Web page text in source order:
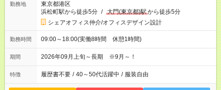
勤務地
東京都港区
浜松町駅から徒歩5分 / 大門(東京都)駅から徒歩5分
シェアオフィス仲介/オフィスデザイン設計
勤務時間 09:00～18:00(実働8時間 休憩1時間)
期間 2026年09月上旬～長期 ※9月～！
特徴 履歴書不要 / 40～50代活躍中 / 服装自由